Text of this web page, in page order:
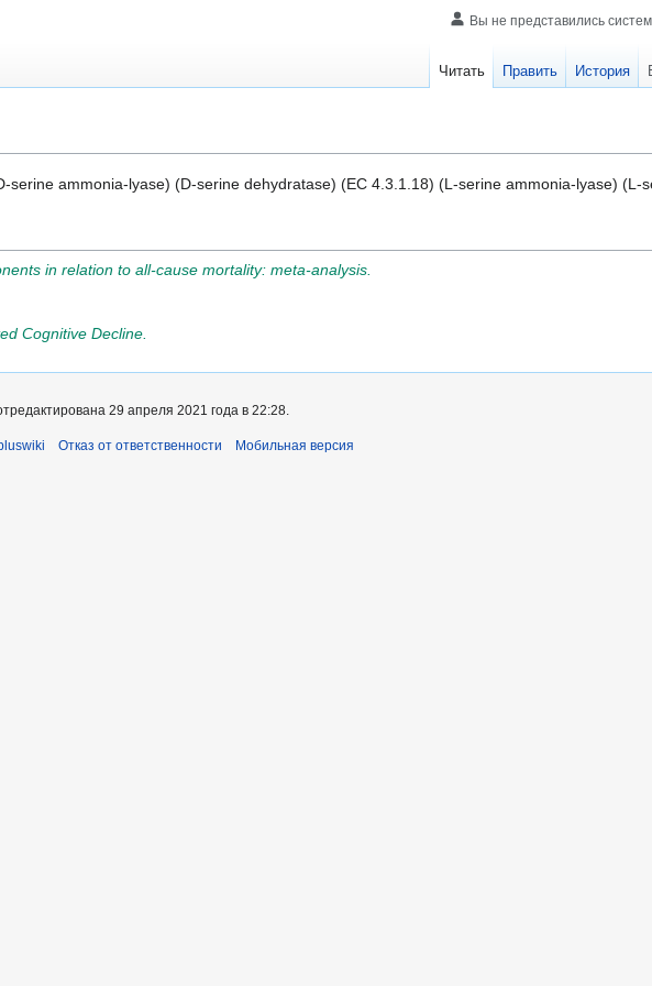
serine ammonia-lyase) (D-serine dehydratase) (EC 4.3.1.18) (L-serine ammonia-lyase) (L-
in relation to all-cause mortality: meta-analysis.
Cognitive Decline.
Вы не представились
Читать Править История
29 апреля 2021 года в 22:28.
Отказ от ответственности Мобильная версия